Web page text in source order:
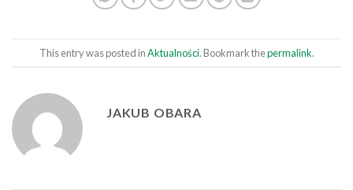
This entry was posted inAktualności. Bookmark thepermalink.
JAKUB OBARA